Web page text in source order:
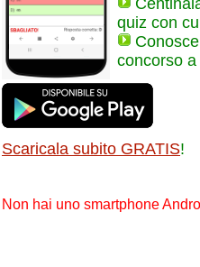
quiz con
concorso
Scaricala subito GRATIS!
Non hai uno smartphone